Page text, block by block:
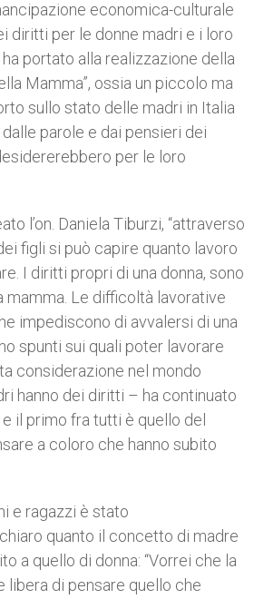
economica-culturale
diritti per le donne madri e i loro
portato alla realizzazione della
Mamma”, ossia un piccolo ma
sullo stato delle madri in Italia
parole e dai pensieri dei
per le loro
l’on. Daniela Tiburzi, “attraverso
figli si può capire quanto lavoro
I diritti propri di una donna, sono
mamma. Le difficoltà lavorative
impediscono di avvalersi di una
spunti sui quali poter lavorare
considerazione nel mondo
hanno dei diritti – ha continuato
il primo fra tutti è quello del
a coloro che hanno subito
e ragazzi è stato
quanto il concetto di madre
a quello di donna: “Vorrei che la
libera di pensare quello che